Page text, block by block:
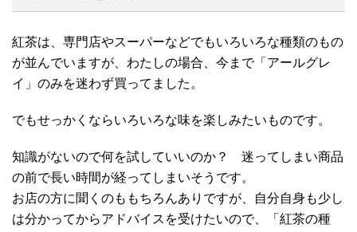
紅茶は、専門店やスーパーなどでもいろいろな種類のもの
が並んでいますが、わたしの場合、今まで「アールグレ
イ」のみを迷わず買ってました。
でもせっかくならいろいろな味を楽しみたいものです。
知識がないので何を試していいのか？ 迷ってしまい商品
の前で長い時間が経ってしまいそうです。
お店の方に聞くのももちろんありですが、自分自身も少し
は分かってからアドバイスを受けたいので、「紅茶の種